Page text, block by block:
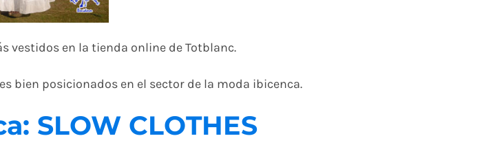
vestidos en la tienda online de Totblanc.
bien posicionados en el sector de la moda ibicenca.
SLOW CLOTHES